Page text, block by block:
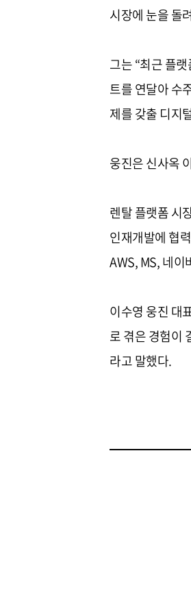
시장에 눈을 돌
그는 “최근 플
트를 연달아 수
제를 갖출 디지
웅진은 신사옥
렌탈 플랫폼 시
인재개발에 협
AWS, MS, 네이
이수영 웅진 대
로 겪은 경험이
라고 말했다.